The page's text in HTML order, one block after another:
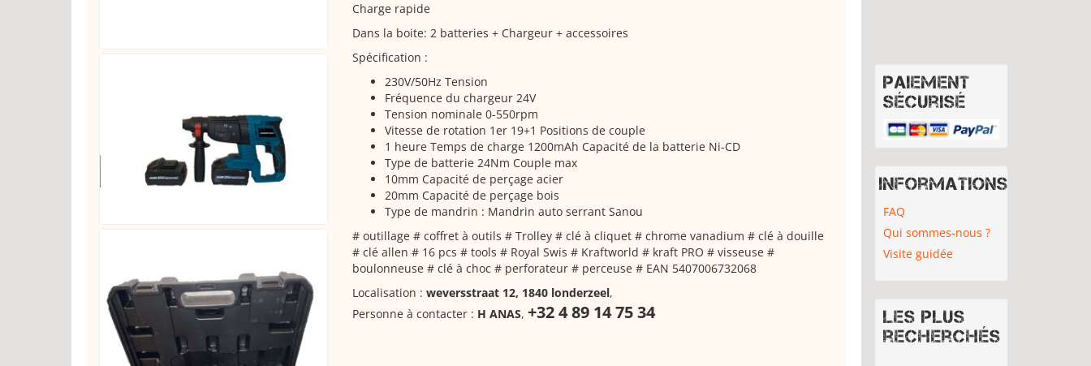
Charge rapide
Dans la boite: 2 batteries + Chargeur + accessoires
Spécification :
230V/50Hz Tension
Fréquence du chargeur 24V
Tension nominale 0-550rpm
Vitesse de rotation 1er 19+1 Positions de couple
1 heure Temps de charge 1200mAh Capacité de la batterie Ni-CD
Type de batterie 24Nm Couple max
10mm Capacité de perçage acier
20mm Capacité de perçage bois
Type de mandrin : Mandrin auto serrant Sanou
# outillage # coffret à outils # Trolley # clé à cliquet # chrome vanadium # clé à douille
# clé allen # 16 pcs # tools # Royal Swis # Kraftworld # kraft PRO # visseuse #
boulonneuse # clé à choc # perforateur # perceuse # EAN 5407006732068
Localisation : weversstraat 12, 1840 londerzeel,
Personne à contacter : H ANAS, +32 4 89 14 75 34
Paiement
sécurisé
Informations
FAQ
Qui sommes-nous ?
Visite guidée
Les plus
recherchés